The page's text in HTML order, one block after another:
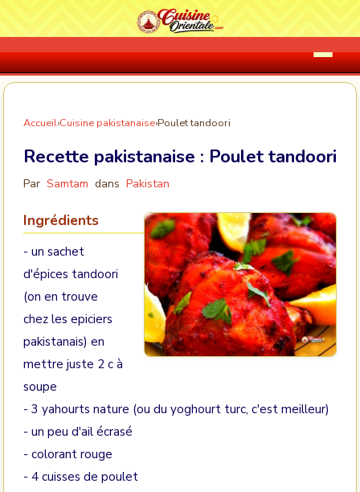
Accueil›Cuisine pakistanaise›Poulet tandoori
Recette pakistanaise : Poulet tandoori
Par Samtam dans Pakistan
Ingrédients
- un sachet
d'épices tandoori
(on en trouve
chez les epiciers
pakistanais) en
mettre juste 2 c à
soupe
- 3 yahourts nature (ou du yoghourt turc, c'est meilleur)
- un peu d'ail écrasé
- colorant rouge
- 4 cuisses de poulet